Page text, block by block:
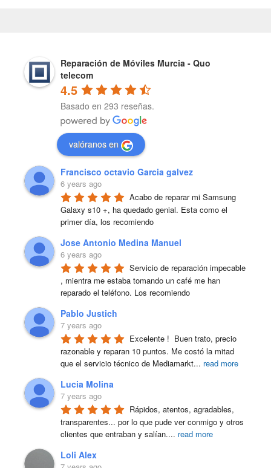
Reparación de Móviles Murcia - Quo
telecom
4.5
Basado en 293 reseñas.
valóranos en
Francisco octavio Garcia galvez
6 years ago
Acabo de reparar mi Samsung
Galaxy s10 +, ha quedado genial. Esta como el
primer día, los recomiendo
Jose Antonio Medina Manuel
6 years ago
Servicio de reparación impecable
, mientra me estaba tomando un café me han
reparado el teléfono. Los recomiendo
Pablo Justich
7 years ago
Excelente !  Buen trato, precio
razonable y reparan 10 puntos. Me costó la mitad
que el servicio técnico de Mediamarkt... read more
Lucia Molina
7 years ago
Rápidos, atentos, agradables,
transparentes... por lo que pude ver conmigo y otros
clientes que entraban y salían.... read more
Loli Alex